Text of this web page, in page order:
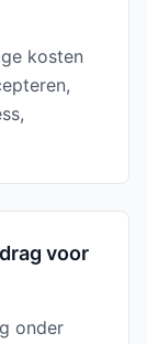
kosten
voor
onder